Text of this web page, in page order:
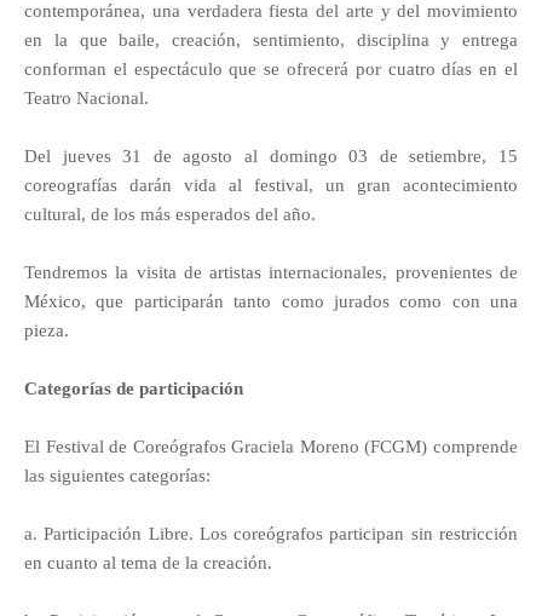
contemporánea, una verdadera fiesta del arte y del movimiento
en la que baile, creación, sentimiento, disciplina y entrega
conforman el espectáculo que se ofrecerá por cuatro días en el
Teatro Nacional.
Del jueves 31 de agosto al domingo 03 de setiembre, 15
coreografías darán vida al festival, un gran acontecimiento
cultural, de los más esperados del año.
Tendremos la visita de artistas internacionales, provenientes de
México, que participarán tanto como jurados como con una
pieza.
Categorías de participación
El Festival de Coreógrafos Graciela Moreno (FCGM) comprende
las siguientes categorías:
a.Participación Libre. Los coreógrafos participan sin restricción
en cuanto al tema de la creación.